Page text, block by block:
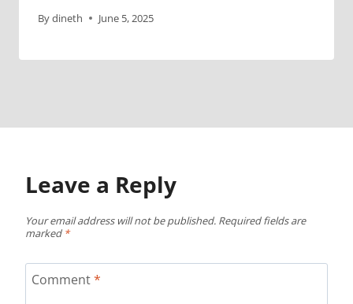
Bydineth June 5, 2025
Leave a Reply
Your email address will not be published. Required fields are
marked *
Comment*